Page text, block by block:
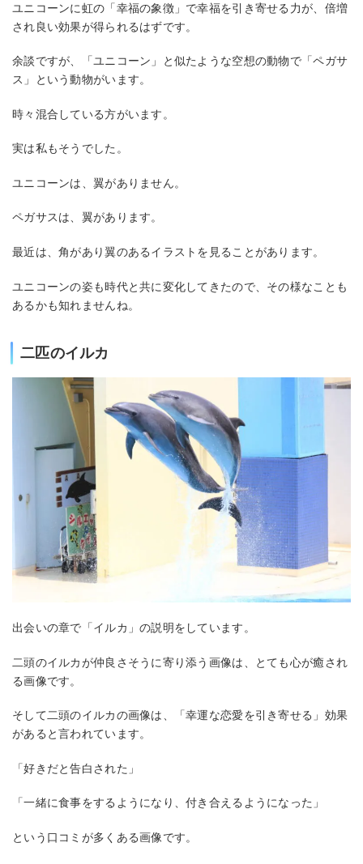
ユニコーンに虹の「幸福の象徴」で幸福を引き寄せる力が、倍増
され良い効果が得られるはずです。
余談ですが、「ユニコーン」と似たような空想の動物で「ペガサ
ス」という動物がいます。
時々混合している方がいます。
実は私もそうでした。
ユニコーンは、翼がありません。
ペガサスは、翼があります。
最近は、角があり翼のあるイラストを見ることがあります。
ユニコーンの姿も時代と共に変化してきたので、その様なことも
あるかも知れませんね。
二匹のイルカ
出会いの章で「イルカ」の説明をしています。
二頭のイルカが仲良さそうに寄り添う画像は、とても心が癒され
る画像です。
そして二頭のイルカの画像は、「幸運な恋愛を引き寄せる」効果
があると言われています。
「好きだと告白された」
「一緒に食事をするようになり、付き合えるようになった」
という口コミが多くある画像です。